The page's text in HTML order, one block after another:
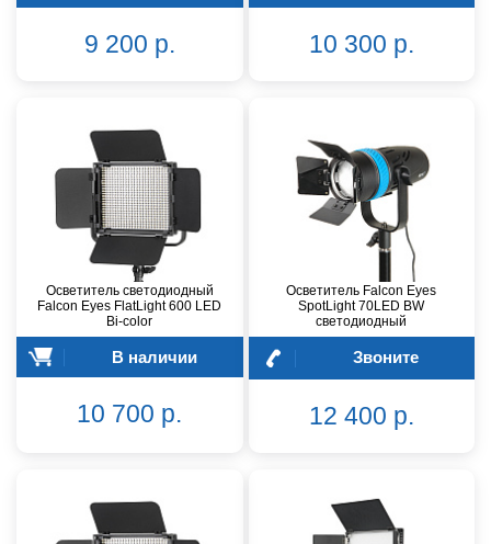
9 200 р. 10 300 р.
Осветитель светодиодный
Falcon Eyes FlatLight 600 LED
Bi-color
В наличии
10 700 р.
Осветитель Falcon Eyes
SpotLight 70LED BW
светодиодный
Звоните
12 400 р.